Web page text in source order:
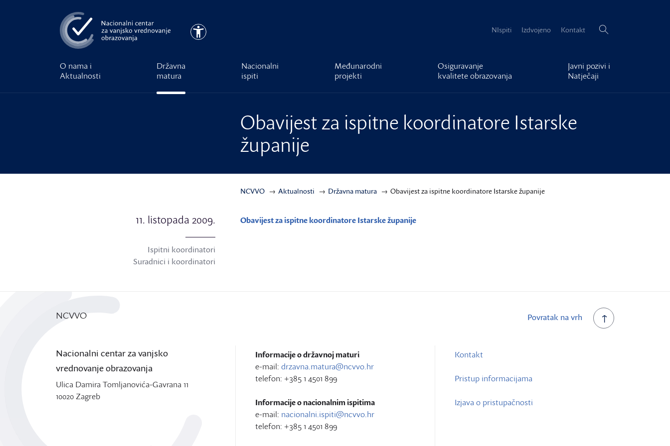
Pristupačnost NIspiti Izdvojeno Kontakt Pretraži:
O nama i
Aktualnosti
Državna
matura
Nacionalni
ispiti
Međunarodni
projekti
Osiguravanje
kvalitete obrazovanja
Javni pozivi i
Natječaji
Obavijest za ispitne koordinatore Istarske
županije
NCVVO Aktualnosti Državna matura Obavijest za ispitne koordinatore Istarske županije
11. listopada 2009.
Ispitni koordinatori
Suradnici i koordinatori
Obavijest za ispitne koordinatore Istarske županije
Povratak na vrh
NCVVO
Nacionalni centar za vanjsko
vrednovanje obrazovanja
Ulica Damira Tomljanovića-Gavrana 11
10020 Zagreb
Informacije o državnoj maturi
e-mail: drzavna.matura@ncvvo.hr
telefon: +385 1 4501 899
Informacije o nacionalnim ispitima
e-mail: nacionalni.ispiti@ncvvo.hr
telefon: +385 1 4501 899
Kontakt
Pristup informacijama
Izjava o pristupačnosti